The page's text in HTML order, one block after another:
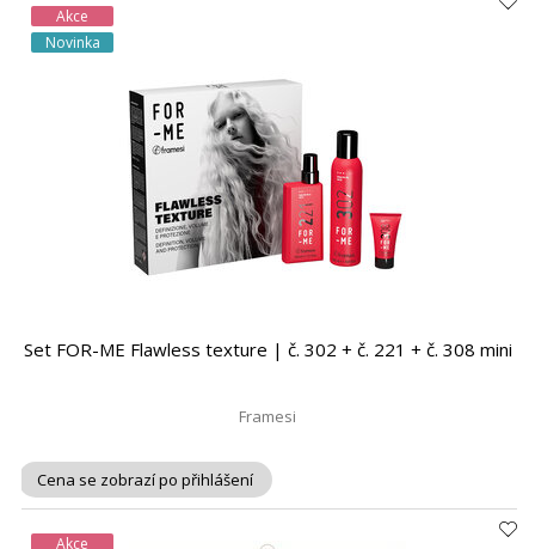
Akce
Novinka
Set FOR-ME Flawless texture | č. 302 + č. 221 + č. 308 mini
Framesi
Cena se zobrazí po přihlášení
Akce